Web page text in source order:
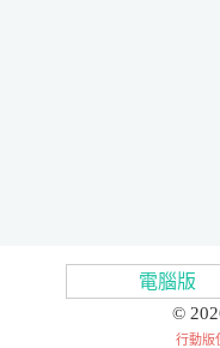
電腦版
©
行動版